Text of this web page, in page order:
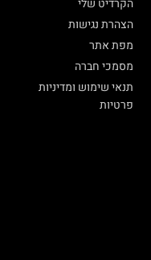
הקרדיט שלי
הצהרת נגישות
מפת אתר
מסמכי חברה
תנאי שימוש ומדיניות
פרטיות